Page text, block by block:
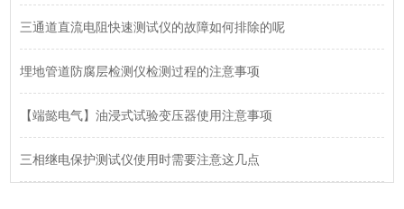
三通道直流电阻快速测试仪的故障如何排除的呢
埋地管道防腐层检测仪检测过程的注意事项
【端懿电气】油浸式试验变压器使用注意事项
三相继电保护测试仪使用时需要注意这几点